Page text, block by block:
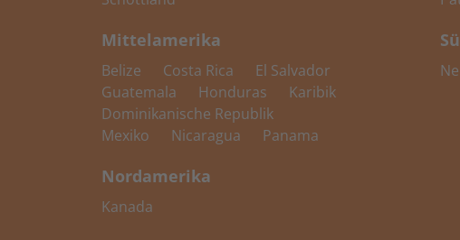
Mittelamerika
Belize Costa Rica
El Salvador
Guatemala
Honduras
Karibik
Dominikanische Republik
Mexiko
Nicaragua Panama
Nordamerika
Kanada